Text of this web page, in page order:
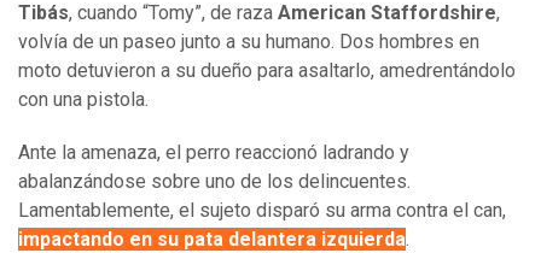
Tibás, cuando “Tomy”, de raza American Staffordshire,
volvía de un paseo junto a su humano. Dos hombres en
moto detuvieron a su dueño para asaltarlo, amedrentándolo
con una pistola.
Ante la amenaza, el perro reaccionó ladrando y
abalanzándose sobre uno de los delincuentes.
Lamentablemente, el sujeto disparó su arma contra el can,
impactando en su pata delantera izquierda.